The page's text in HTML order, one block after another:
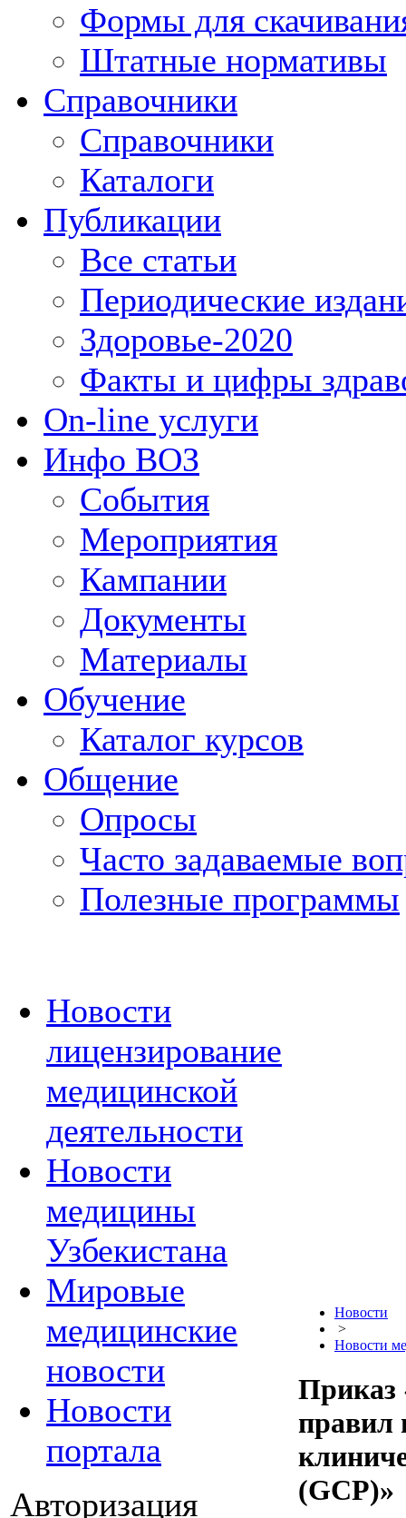
Формы для
Штатные нормативы
Справочники
Справочники
Каталоги
Публикации
Все статьи
Периодические
Здоровье-2020
Факты и цифры
On-line услуги
Инфо ВОЗ
События
Мероприятия
Кампании
Документы
Материалы
Обучение
Каталог курсов
Общение
Опросы
Часто задаваемые
Полезные программы
Новости
лицензирование
медицинской
деятельности
Новости
медицины
Узбекистана
Мировые
медицинские
новости
Новости
портала
Авторизация
Новости
>
Новости
Приказ
правил
(GСP)»